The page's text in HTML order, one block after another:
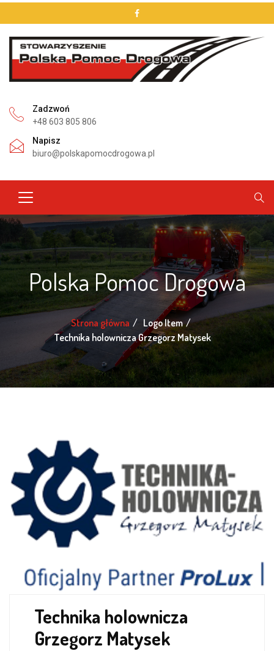
Zadzwoń
+48 603 805 806
Napisz
biuro@polskapomocdrogowa.pl
Polska Pomoc Drogowa
Strona główna
Logo Item
Technika holownicza Grzegorz Matysek
Technika holownicza
Grzegorz Matysek